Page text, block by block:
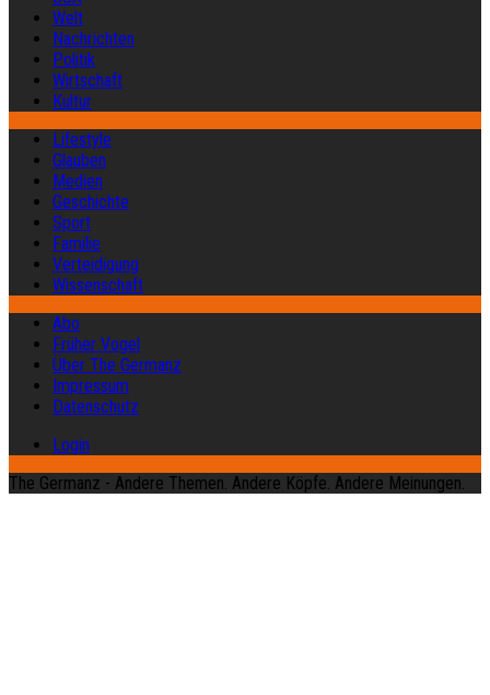
Welt
Nachrichten
Politik
Wirtschaft
Kultur
Lifestyle
Glauben
Medien
Geschichte
Sport
Familie
Verteidigung
Wissenschaft
Abo
Früher Vogel
Über The Germanz
Impressum
Datenschutz
Login
The Germanz - Andere Themen. Andere Köpfe. Andere Meinungen.